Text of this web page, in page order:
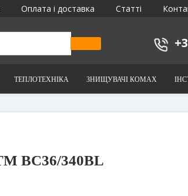
Оплата і доставка Статті
ТЕПЛОТЕХНІКА ЗНИЩУВАЧІ КОМАХ
BC36/340BL